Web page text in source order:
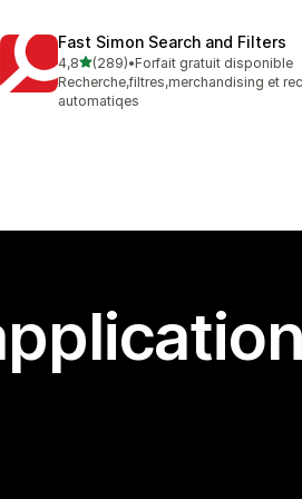
Fast Simon Search and Filters
4,8étoile(s) sur 5
(289)
289 avis au total
•Forfait gratuit disponible
Recherche,filtres,merchandising et
automatiqes